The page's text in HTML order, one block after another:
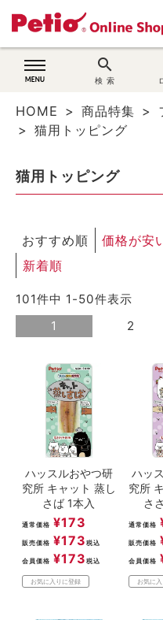
search
検 索
猫用品
目的別に探す
ACCOUNT MENU
ようこそ ゲスト 様
ログイン
HOME 商品特集
猫用トッピング
猫用トッピング
おすすめ順 価格が安
新着順
101件中 1 -50件表示
1
2
ハッスルおやつ研
究所 キャット 蒸し
さば 1本入
通常価格 ¥173
販売価格 ¥173 税込
会員価格 ¥173 税込
お気に入りに登録
ハッ
究所
さ
通常価格
販売価格
会員価格
お気に